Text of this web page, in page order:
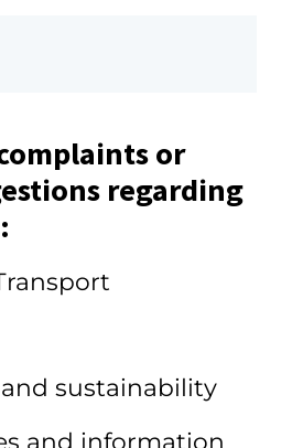
or
regarding
sustainability
and information